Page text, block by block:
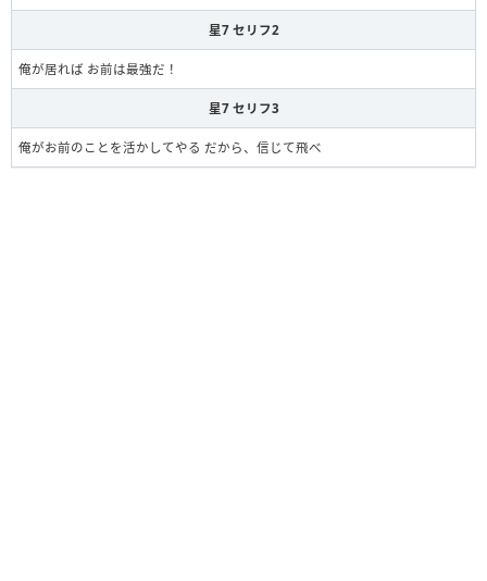
星7 セリフ2
俺が居れば お前は最強だ！
星7 セリフ3
俺がお前のことを活かしてやる だから、信じて飛べ